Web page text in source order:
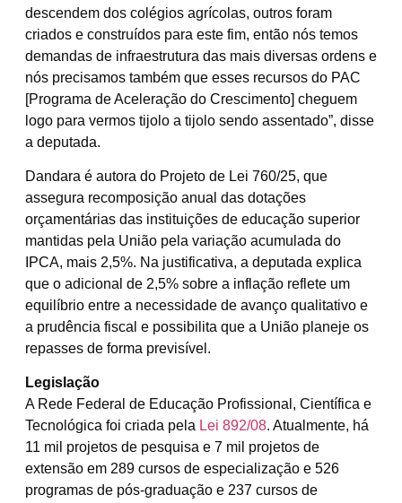
descendem dos colégios agrícolas, outros foram
criados e construídos para este fim, então nós temos
demandas de infraestrutura das mais diversas ordens e
nós precisamos também que esses recursos do PAC
[Programa de Aceleração do Crescimento] cheguem
logo para vermos tijolo a tijolo sendo assentado”, disse
a deputada.
Dandara é autora do Projeto de Lei 760/25, que
assegura recomposição anual das dotações
orçamentárias das instituições de educação superior
mantidas pela União pela variação acumulada do
IPCA, mais 2,5%. Na justificativa, a deputada explica
que o adicional de 2,5% sobre a inflação reflete um
equilíbrio entre a necessidade de avanço qualitativo e
a prudência fiscal e possibilita que a União planeje os
repasses de forma previsível.
Legislação
A Rede Federal de Educação Profissional, Científica e
Tecnológica foi criada pela Lei 892/08. Atualmente, há
11 mil projetos de pesquisa e 7 mil projetos de
extensão em 289 cursos de especialização e 526
programas de pós-graduação e 237 cursos de